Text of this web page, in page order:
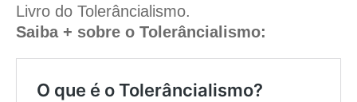
Livro do Tolerâncialismo.
Saiba + sobre o Tolerâncialismo:
O que é o Tolerâncialismo?